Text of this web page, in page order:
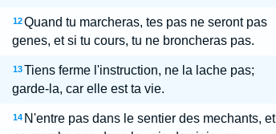
12 Quand tu marcheras, tes pas ne seront pas
genes, et si tu cours, tu ne broncheras pas.
13 Tiens ferme l'instruction, ne la lache pas;
garde-la, car elle est ta vie.
14 N'entre pas dans le sentier des mechants, et